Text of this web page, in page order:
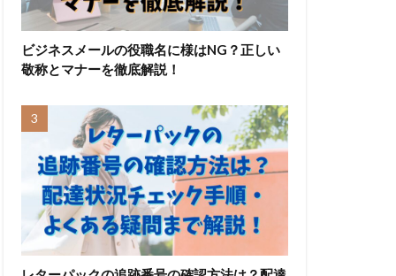
ビジネスメールの役職名に様はNG？正しい
敬称とマナーを徹底解説！